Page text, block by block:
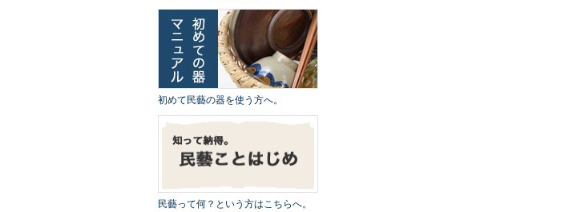
初めて民藝の器を使う方へ。
民藝って何？という方はこちらへ。